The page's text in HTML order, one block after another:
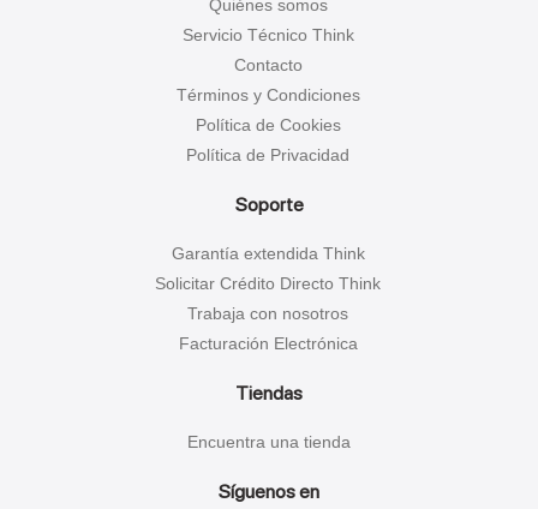
Quiénes somos
Servicio Técnico Think
Contacto
Términos y Condiciones
Política de Cookies
Política de Privacidad
Soporte
Garantía extendida Think
Solicitar Crédito Directo Think
Trabaja con nosotros
Facturación Electrónica
Tiendas
Encuentra una tienda
Síguenos en